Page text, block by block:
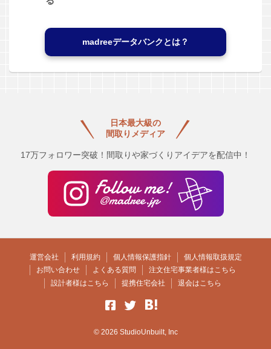
madreeデータバンクとは？
日本最大級の
間取りメディア
17万フォロワー突破！間取りや家づくりアイデアを配信中！
運営会社 利用規約 個人情報保護指針
個人情報取扱規定
お問い合わせ
よくある質問
注文住宅事業者様はこちら
設計者様はこちら
提携住宅会社 退会はこちら
© 2026 StudioUnbuilt, Inc